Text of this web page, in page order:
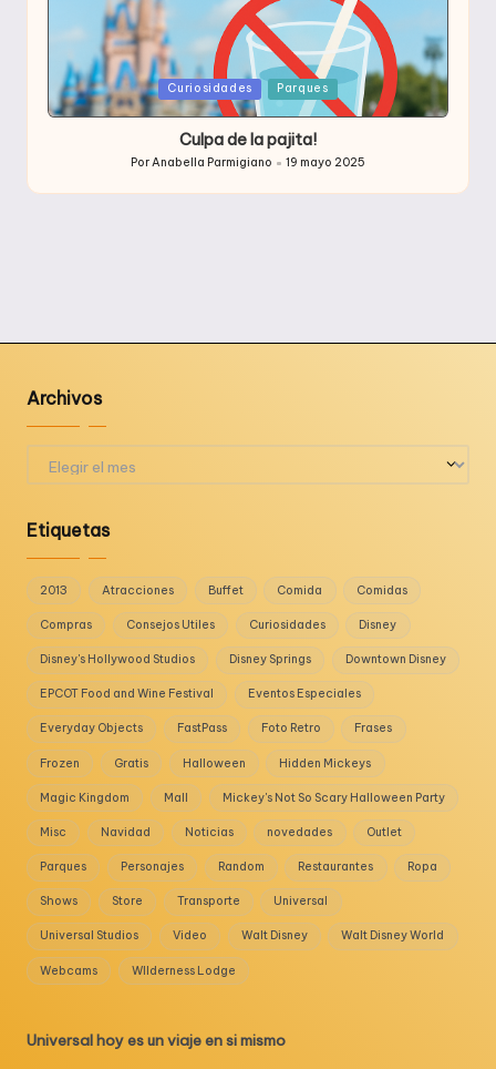
Publicada
en
Curiosidades Parques
Culpa de la pajita!
Publicado
por
PorAnabella Parmigiano 19 mayo 2025
Archivos
Etiquetas
2013 Atracciones Buffet Comida Comidas
Compras Consejos Utiles Curiosidades Disney
Disney's Hollywood Studios Disney Springs Downtown Disney
EPCOT Food and Wine Festival Eventos Especiales
Everyday Objects FastPass Foto Retro Frases
Frozen Gratis Halloween Hidden Mickeys
Magic Kingdom Mall Mickey's Not So Scary Halloween Party
Misc Navidad Noticias novedades Outlet
Parques Personajes Random Restaurantes Ropa
Shows Store Transporte Universal
Universal Studios Video Walt Disney Walt Disney World
Webcams WIlderness Lodge
Universal hoy es un viaje en si mismo